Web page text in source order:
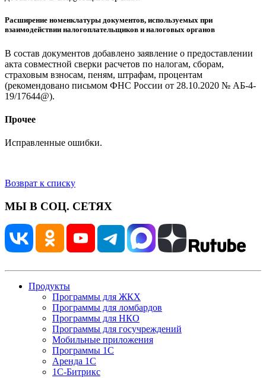
Расширение номенклатуры документов, используемых при
взаимодействии налогоплательщиков и налоговых органов
В состав документов добавлено заявление о предоставлении
акта совместной сверки расчетов по налогам, сборам,
страховым взносам, пеням, штрафам, процентам
(рекомендовано письмом ФНС России от 28.10.2020 № АБ-4-
19/17644@).
Прочее
Исправленные ошибки.
Возврат к списку
МЫ В СОЦ. СЕТЯХ
Продукты
Программы для ЖКХ
Программы для ломбардов
Программы для НКО
Программы для госучреждений
Мобильные приложения
Программы 1С
Аренда 1С
1С-Битрикс